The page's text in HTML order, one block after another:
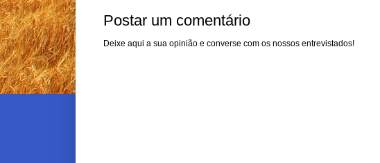
Postar um comentário
Deixe aqui a sua opinião e converse com os nossos entrevistados!